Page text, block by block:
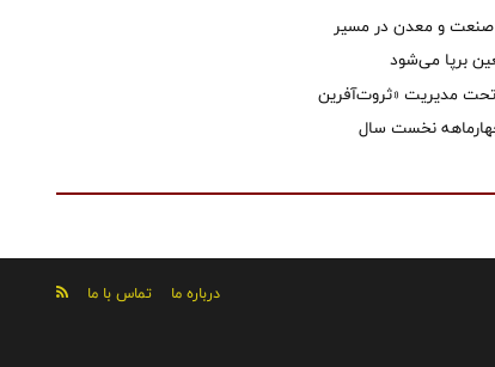
و معدن در مسیر
برپا می‌شود
مدیریت «ثروت‌آفرین
نخست سال
درباره ما
تماس با ما